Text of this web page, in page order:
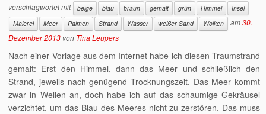
verschlagwortet mit beige blau braun gemalt grün Himmel
Insel
Malerei
Meer Palmen Strand Wasser weißer Sand Wolken am30.
Dezember 2013 von Tina Leupers
Nach einer Vorlage aus dem Internet habe ich diesen Traumstrand
gemalt: Erst den Himmel, dann das Meer und schließlich den
Strand, jeweils nach genügend Trocknungszeit. Das Meer kommt
zwar in Wellen an, doch habe ich auf das schaumige Gekräusel
verzichtet, um das Blau des Meeres nicht zu zerstören. Das muss